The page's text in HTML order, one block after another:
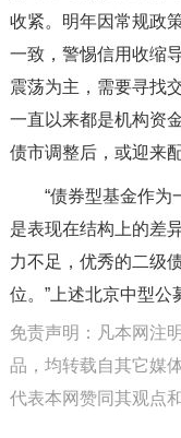
收紧。明年因常规政
一致，警惕信用收缩
震荡为主，需要寻找
一直以来都是机构资
债市调整后，或迎来
“债券型基金作为
是表现在结构上的差
力不足，优秀的二级
位。”上述北京中型公
免责声明：凡本网注
品，均转载自其它媒
代表本网赞同其观点